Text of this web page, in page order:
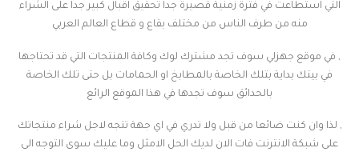
التي استطاعت في فترة زمنية قصيرة جدا تحقيق اقبال كبير جدا على الشراء
منه من طرف الناس من مختلف بقاع و قطاع العالم العربي
, في موقع جهزلي سوف تجد مشترك لوك وكافة المنتجات التي قد تحتاجها
في بيتك بداية بتلك الخاصة بالمطابخ او الحمامات بل حتى تلك الخاصة
بالحدائق سوف تجدها في هذا الموقع الرائع
, لذا وان كنت ضائعا من قبل ولا تدري في اي جهة تتجه لاجل شراء منتجاتك
على شبكة الانترنت فات الان لديك الحل الامثل وما عليك سوى التوجه الى